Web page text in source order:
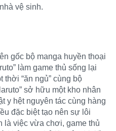
vệ sinh.
gốc bộ manga huyền thoại
làm game thủ sống lại
thời “ăn ngủ” cùng bộ
sở hữu một kho nhân
y hệt nguyên tác cùng hàng
đặc biệt tạo nên sự lôi
là việc vừa chơi, game thủ